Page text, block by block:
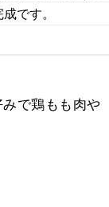
です。
で鶏もも肉や